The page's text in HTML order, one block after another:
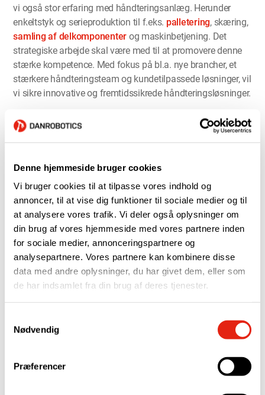
Denne hjemmeside bruger cookies
Vi bruger cookies til at tilpasse vores indhold og
annoncer, til at vise dig funktioner til sociale medier og til
at analysere vores trafik. Vi deler også oplysninger om
din brug af vores hjemmeside med vores partnere inden
for sociale medier, annonceringspartnere og
analysepartnere. Vores partnere kan kombinere disse
data med andre oplysninger, du har givet dem, eller som
de har indsamlet fra din brug af deres tjenester.
Nødvendig
Præferencer
vi også stor erfaring med håndteringsanlæg. Herunder
enkeltstyk og serieproduktion til f.eks. palletering, skæring,
samling af delkomponenterog maskinbetjening. Det
strategiske arbejde skal være med til at promovere denne
stærke kompetence. Med fokus på bl.a. nye brancher, et
stærkere håndteringsteam og kundetilpassede løsninger, vil
vi sikre innovative og fremtidssikrede håndteringsløsninger.
”Med Michael på holdet er vi et vigtigt skridt videre i
der skal sikre at Danrobotics lykkes med de
forretnings- og udviklingsmål, som er sat for
håndtering.”
– Kim Koertsen, Direktør
Med sig bringer Michael Friis en del erfaring. Som teknisk
ansvarlig i større virksomheder og fabrikker er han vant til
at arbejde med teamudvikling, kundeprojekter, lean og
Uanset hvilken branche du er i.
projekter, hvor vi har fokus på at udvikle den rigtige løsning
til opgaven. Det er vigtigt for mig, at det vi udvikler, skaber